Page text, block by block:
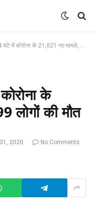
के 21,821 नए मामले, 299 लोगों की मौत
के
लोगों की मौत
2020 No Comments